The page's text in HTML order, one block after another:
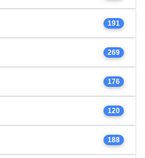
191
269
176
120
188